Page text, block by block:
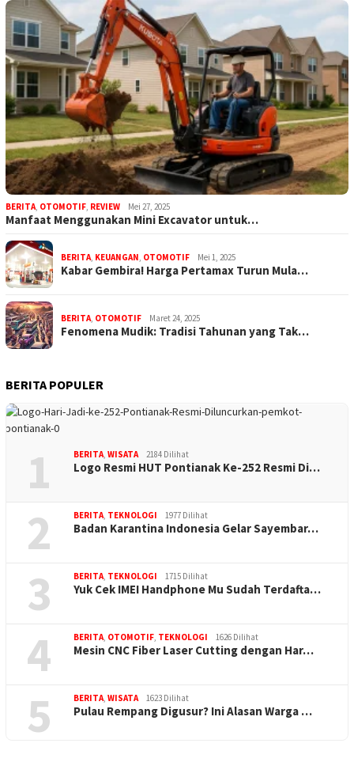
BERITA, OTOMOTIF, REVIEW Mei 27, 2025
Manfaat Menggunakan Mini Excavator untuk…
BERITA, KEUANGAN, OTOMOTIF Mei 1, 2025
Kabar Gembira! Harga Pertamax Turun Mula…
BERITA, OTOMOTIF Maret 24, 2025
Fenomena Mudik: Tradisi Tahunan yang Tak…
BERITA POPULER
1 BERITA, WISATA 2184 Dilihat
Logo Resmi HUT Pontianak Ke-252 Resmi Di…
2 BERITA, TEKNOLOGI 1977 Dilihat
Badan Karantina Indonesia Gelar Sayembar…
3 BERITA, TEKNOLOGI 1715 Dilihat
Yuk Cek IMEI Handphone Mu Sudah Terdafta…
4 BERITA, OTOMOTIF, TEKNOLOGI 1626 Dilihat
Mesin CNC Fiber Laser Cutting dengan Har…
5 BERITA, WISATA 1623 Dilihat
Pulau Rempang Digusur? Ini Alasan Warga …